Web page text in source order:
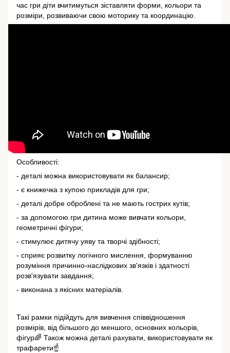
час гри діти вчитимуться зіставляти форми, кольори та
розміри, розвиваючи свою моторику та координацію.
Особливості:
- деталі можна використовувати як балансир;
- є книжечка з купою прикладів для гри;
- деталі добре оброблені та не мають гострих кутів;
- за допомогою гри дитина може вивчати кольори,
геометричні фігури;
- стимулює дитячу уяву та творчі здібності;
- сприяє розвитку логічного мислення, формуванню
розуміння причинно-наслідкових зв'язків і здатності
розв'язувати завдання;
- виконана з якісних матеріалів.
Такі рамки підійдуть для вивчення співвідношення
розмірів, від більшого до меншого, основних кольорів,
фігур🌈 Також можна деталі рахувати, використовувати як
трафарети☝️